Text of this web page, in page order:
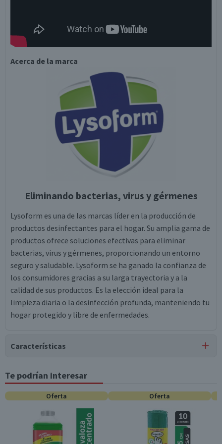
Acerca de la marca
Eliminando bacterias, virus y gérmenes
Lysoform es una de las marcas líder en la producción de
productos desinfectantes para el hogar. Su amplia gama de
productos ofrece soluciones efectivas para eliminar
bacterias, virus y gérmenes, proporcionando un entorno
seguro y saludable. Lysoform se ha ganado la confianza de
los consumidores gracias a su larga trayectoria y a la
calidad de sus productos. Es la elección ideal para la
limpieza diaria o la desinfección profunda, manteniendo tu
hogar protegido y libre de enfermedades.
Características
Tipo de Producto
Aerosol Desinfectantes
Material
Dimensiones
5.7 x 5.7 x 23.3
Te podrían interesar
Oferta Oferta